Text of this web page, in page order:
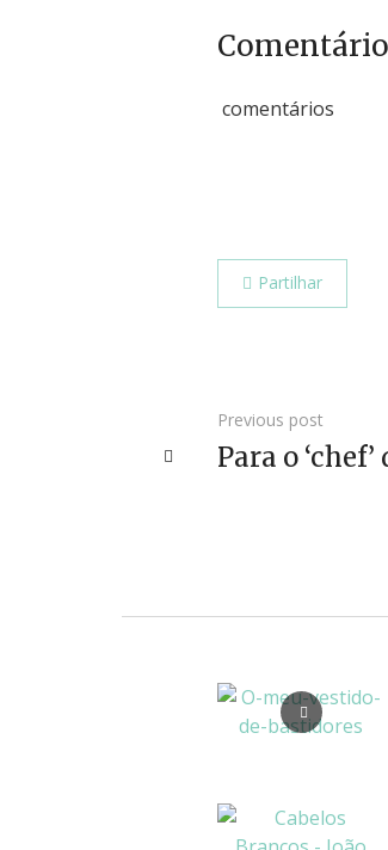
comentários
Partilhar
Previous post
Para o ‘chef’